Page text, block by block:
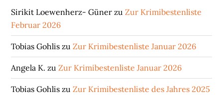
Sirikit Loewenherz- Güner zuZur Krimibestenliste
Februar 2026
Tobias Gohlis zuZur Krimibestenliste Januar 2026
Angela K. zuZur Krimibestenliste Januar 2026
Tobias Gohlis zuZur Krimibestenliste des Jahres 2025